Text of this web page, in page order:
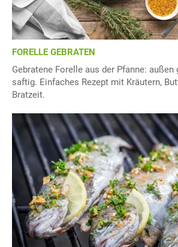
FORELLE GEBRATEN
Gebratene Forelle aus der Pfanne: außen
saftig. Einfaches Rezept mit Kräutern,
Bratzeit.